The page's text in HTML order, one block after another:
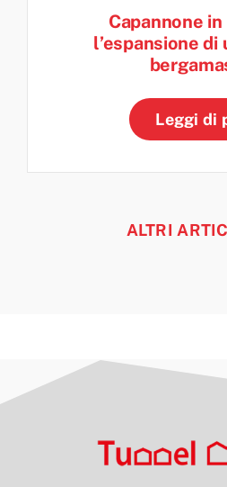
Capannone in
l’espansione di
Leggi di
ALTRI